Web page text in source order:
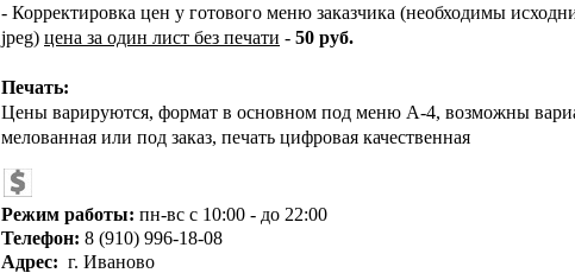
- Корректировка цен у готового меню заказчика (необходимы
jpeg) цена за один лист без печати - 50 руб.
Печать:
Цены варируются, формат в основном под меню А-4, возможны
мелованная или под заказ, печать цифровая качественная
Режим работы: пн-вс с 10:00 - до 22:00
Телефон: 8 (910) 996-18-08
Адрес: г. Иваново